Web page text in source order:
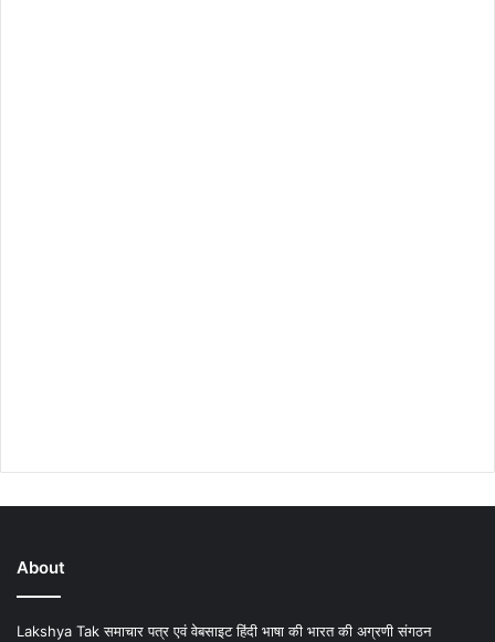
About
Lakshya Tak समाचार पत्र एवं वेबसाइट हिंदी भाषा की भारत की अग्रणी संगठन